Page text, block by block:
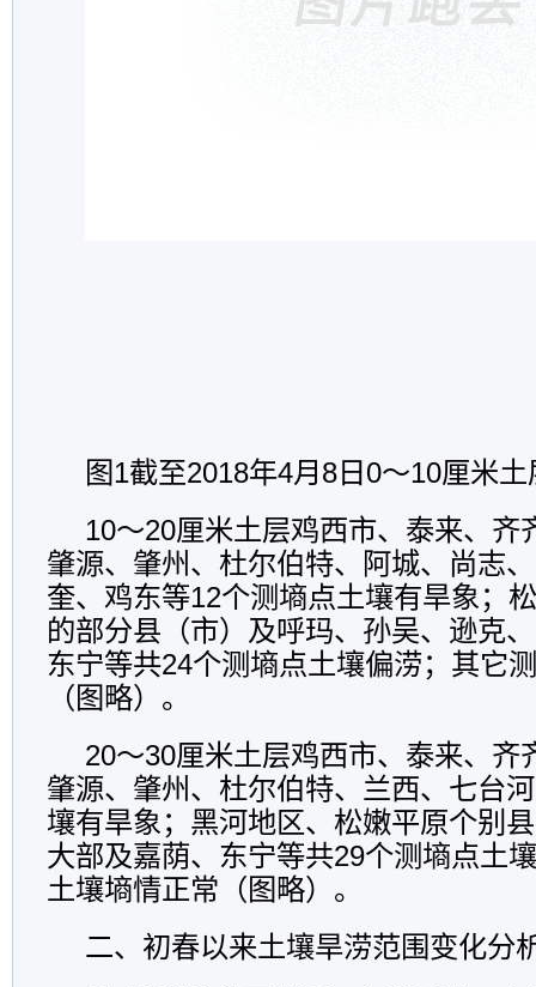
图1截至2018年4月8日0～10厘米
10～20厘米土层鸡西市、泰来、齐
肇源、肇州、杜尔伯特、阿城、尚志
奎、鸡东等12个测墒点土壤有旱象；
的部分县（市）及呼玛、孙吴、逊克
东宁等共24个测墒点土壤偏涝；其它
（图略）。
20～30厘米土层鸡西市、泰来、齐
肇源、肇州、杜尔伯特、兰西、七台
壤有旱象；黑河地区、松嫩平原个别
大部及嘉荫、东宁等共29个测墒点土
土壤墒情正常（图略）。
二、初春以来土壤旱涝范围变化分